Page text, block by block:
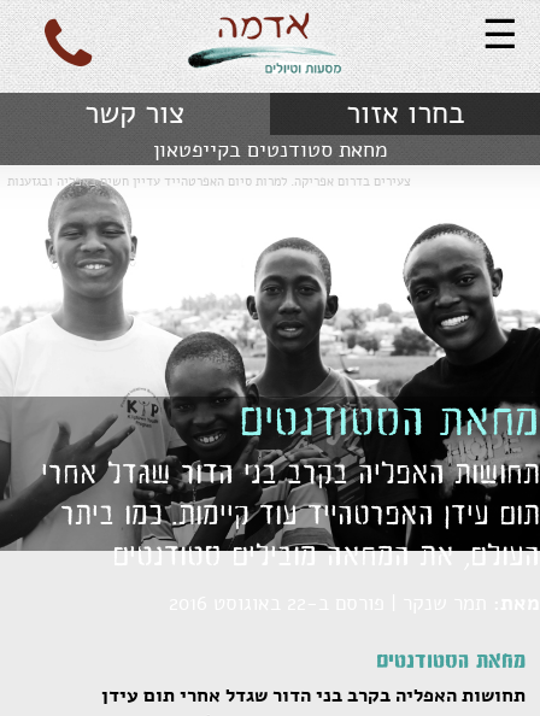
☰
צור קשר בחרו אזור
מחאת סטודנטים בקייפטאון
צעירים בדרום אפריקה. למרות סיום האפרטהייד עדיין חשים באפליה ובגזענות
מחאת הסטודנטים
תחושות האפליה בקרב בני הדור שגדל אחרי
תום עידן האפרטהייד עוד קיימות. כמו ביתר
העולם, את המחאה מובילים סטודנטים
מחאת הסטודנטים
תחושות האפליה בקרב בני הדור שגדל אחרי תום עידן